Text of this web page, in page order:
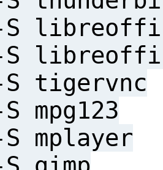
-S
-S
S tigervnc
mpg123
S mplayer